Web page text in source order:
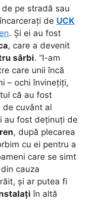
pe stradă sau
de UCK
. Și ei au fost
, care a devenit
sârbi. “I-am
care unii încă
– ochi învinețiți,
că au fost
de cuvânt al
au fost deținuți de
, după plecarea
cu ei pentru a
care se simt
cauza
și ar putea fi
în altă